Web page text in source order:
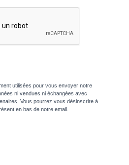
utilisées pour vous envoyer notre
ni vendues ni échangées avec
Vous pourrez vous désinscrire à
en bas de notre email.